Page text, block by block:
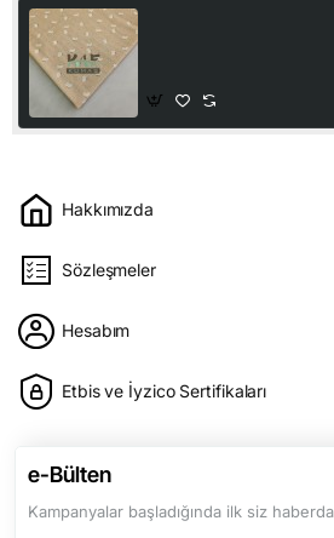
Hakkımızda
Sözleşmeler
Hesabım
Etbis ve İyzico Sertifikaları
e-Bülten
Kampanyalar başladığında ilk siz